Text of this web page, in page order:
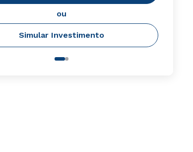
ou
Simular Investimento